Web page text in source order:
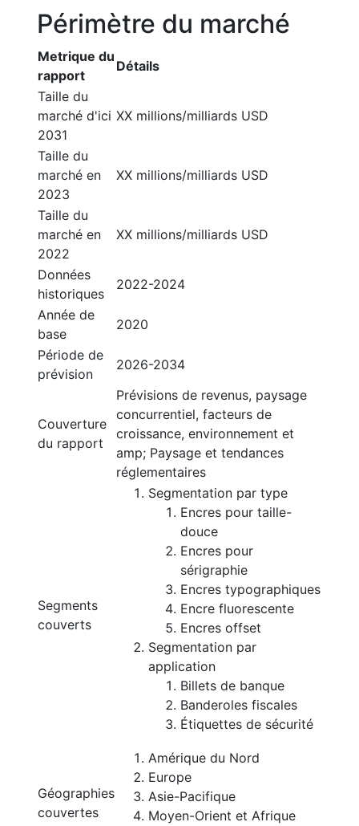
Périmètre du marché
Metrique du
rapport
Détails
Taille du
marché d'ici
2031
XX millions/milliards USD
Taille du
marché en
2023
XX millions/milliards USD
Taille du
marché en
2022
XX millions/milliards USD
Données
historiques
2022-2024
Année de
base
2020
Période de
prévision
2026-2034
Couverture
du rapport
Prévisions de revenus, paysage
concurrentiel, facteurs de
croissance, environnement et
amp; Paysage et tendances
réglementaires
Segments
couverts
Segmentation par type
Encres pour taille-
douce
Encres pour
sérigraphie
Encres typographiques
Encre fluorescente
Encres offset
Segmentation par
application
Billets de banque
Banderoles fiscales
Étiquettes de sécurité
Géographies
couvertes
Amérique du Nord
Europe
Asie-Pacifique
Moyen-Orient et Afrique